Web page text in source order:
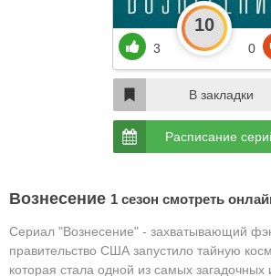
Вознесение 1 сезон смотреть
Сериал "Вознесение" - захватывающий
правительство США запустило тайную
которая стала одной из самых загадочных
3
10
0
В закладки
Расписание